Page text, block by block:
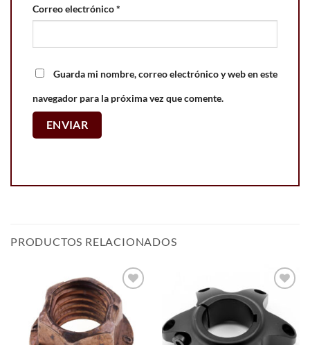
Correo electrónico*
Guarda mi nombre, correo electrónico y web en este
navegador para la próxima vez que comente.
PRODUCTOS RELACIONADOS
Add to
wishlist
wishlist